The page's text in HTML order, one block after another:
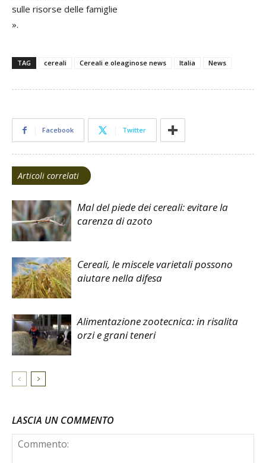
sulle risorse delle famiglie
».
TAG cereali Cereali e oleaginose news Italia News
Facebook Twitter
Articoli correlati
Mal del piede dei cereali: evitare la
carenza di azoto
Cereali, le miscele varietali possono
aiutare nella difesa
Alimentazione zootecnica: in risalita
orzi e grani teneri
LASCIA UN COMMENTO